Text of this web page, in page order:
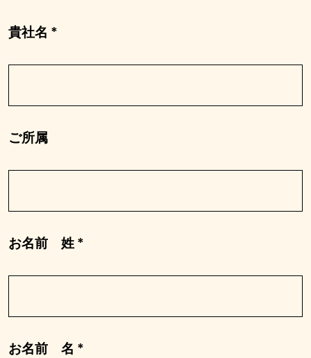
貴社名 *
ご所属
お名前 姓 *
お名前 名 *